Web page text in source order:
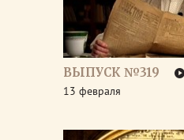
ВЫПУСК №319
13 февраля